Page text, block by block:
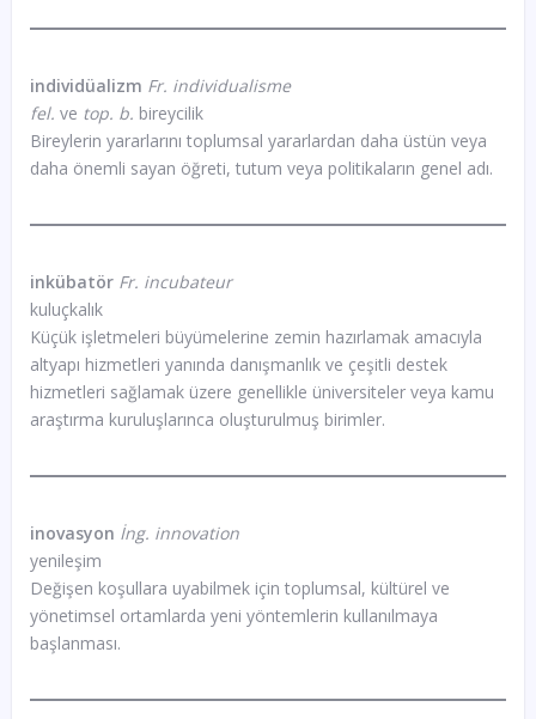
individüalizm Fr. individualisme
fel. ve top. b. bireycilik
Bireylerin yararlarını toplumsal yararlardan daha üstün veya
daha önemli sayan öğreti, tutum veya politikaların genel adı.
inkübatörFr. incubateur
kuluçkalık
Küçük işletmeleri büyümelerine zemin hazırlamak amacıyla
altyapı hizmetleri yanında danışmanlık ve çeşitli destek
hizmetleri sağlamak üzere genellikle üniversiteler veya kamu
araştırma kuruluşlarınca oluşturulmuş birimler.
inovasyon İng. innovation
yenileşim
Değişen koşullara uyabilmek için toplumsal, kültürel ve
yönetimsel ortamlarda yeni yöntemlerin kullanılmaya
başlanması.